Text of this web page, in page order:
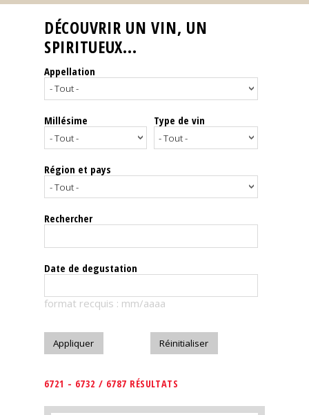
Reportages
Nos
Spiritueux
Notes
dégustation
Le
magazine
Télécharger
DÉCOUVRIR UN VIN, UN
SPIRITUEUX...
Appellation
Millésime Type de vin
Région et pays
Rechercher
Date de degustation
format recquis : mm/aaaa
6721 - 6732 / 6787 RÉSULTATS